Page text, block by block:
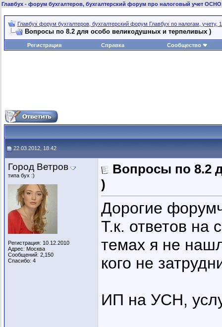
Главбух - форум бухгалтеров, бухгалтерский форум про налоговый учет
Главбух форум бухгалтеров, бухгалтерский форум Главбух по налогам, учету,
Вопросы по 8.2 для особо великодушных и терпеливых )
Регистрация Справка Сообщество
22.03.2012, 18:42
Город Ветров
типа бух :)
Регистрация: 10.12.2010
Адрес: Москва
Сообщений: 2,150
Спасибо: 4
Вопросы по 8.2
)
Дорогие
Т.к. ответов на
темах я не
кого не
ИП на УСН,